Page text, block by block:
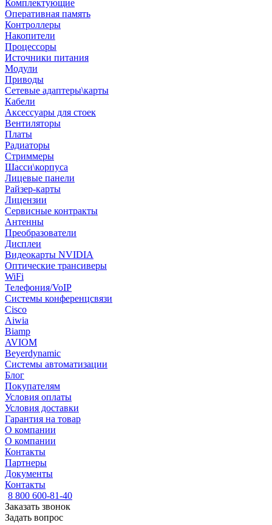
Комплектующие
Оперативная память
Контроллеры
Накопители
Процессоры
Источники питания
Модули
Приводы
Сетевые адаптеры\карты
Кабели
Аксессуары для стоек
Вентиляторы
Платы
Радиаторы
Стриммеры
Шасси\корпуса
Лицевые панели
Райзер-карты
Лицензии
Сервисные контракты
Антенны
Преобразователи
Дисплеи
Видеокарты NVIDIA
Оптические трансиверы
WiFi
Телефония/VoIP
Системы конференцсвязи
Cisco
Aiwia
Biamp
AVIOM
Beyerdynamic
Системы автоматизации
Блог
Покупателям
Условия оплаты
Условия доставки
Гарантия на товар
О компании
О компании
Контакты
Партнеры
Документы
Контакты
8 800 600-81-40
Заказать звонок
Задать вопрос